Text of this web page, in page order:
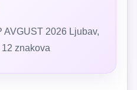
AVGUST 2026 Ljubav,
znakova